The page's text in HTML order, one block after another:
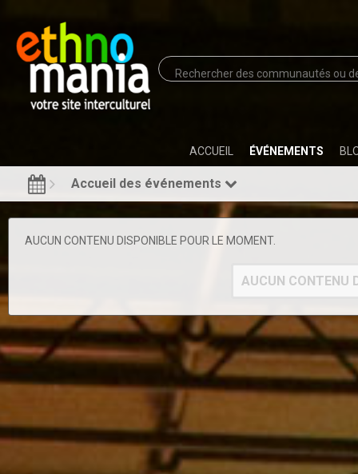
ACCUEIL ÉVÉNEMENTS
Accueil des événements
AUCUN CONTENU DISPONIBLE POUR LE MOMENT.
AUCUN CONTENU